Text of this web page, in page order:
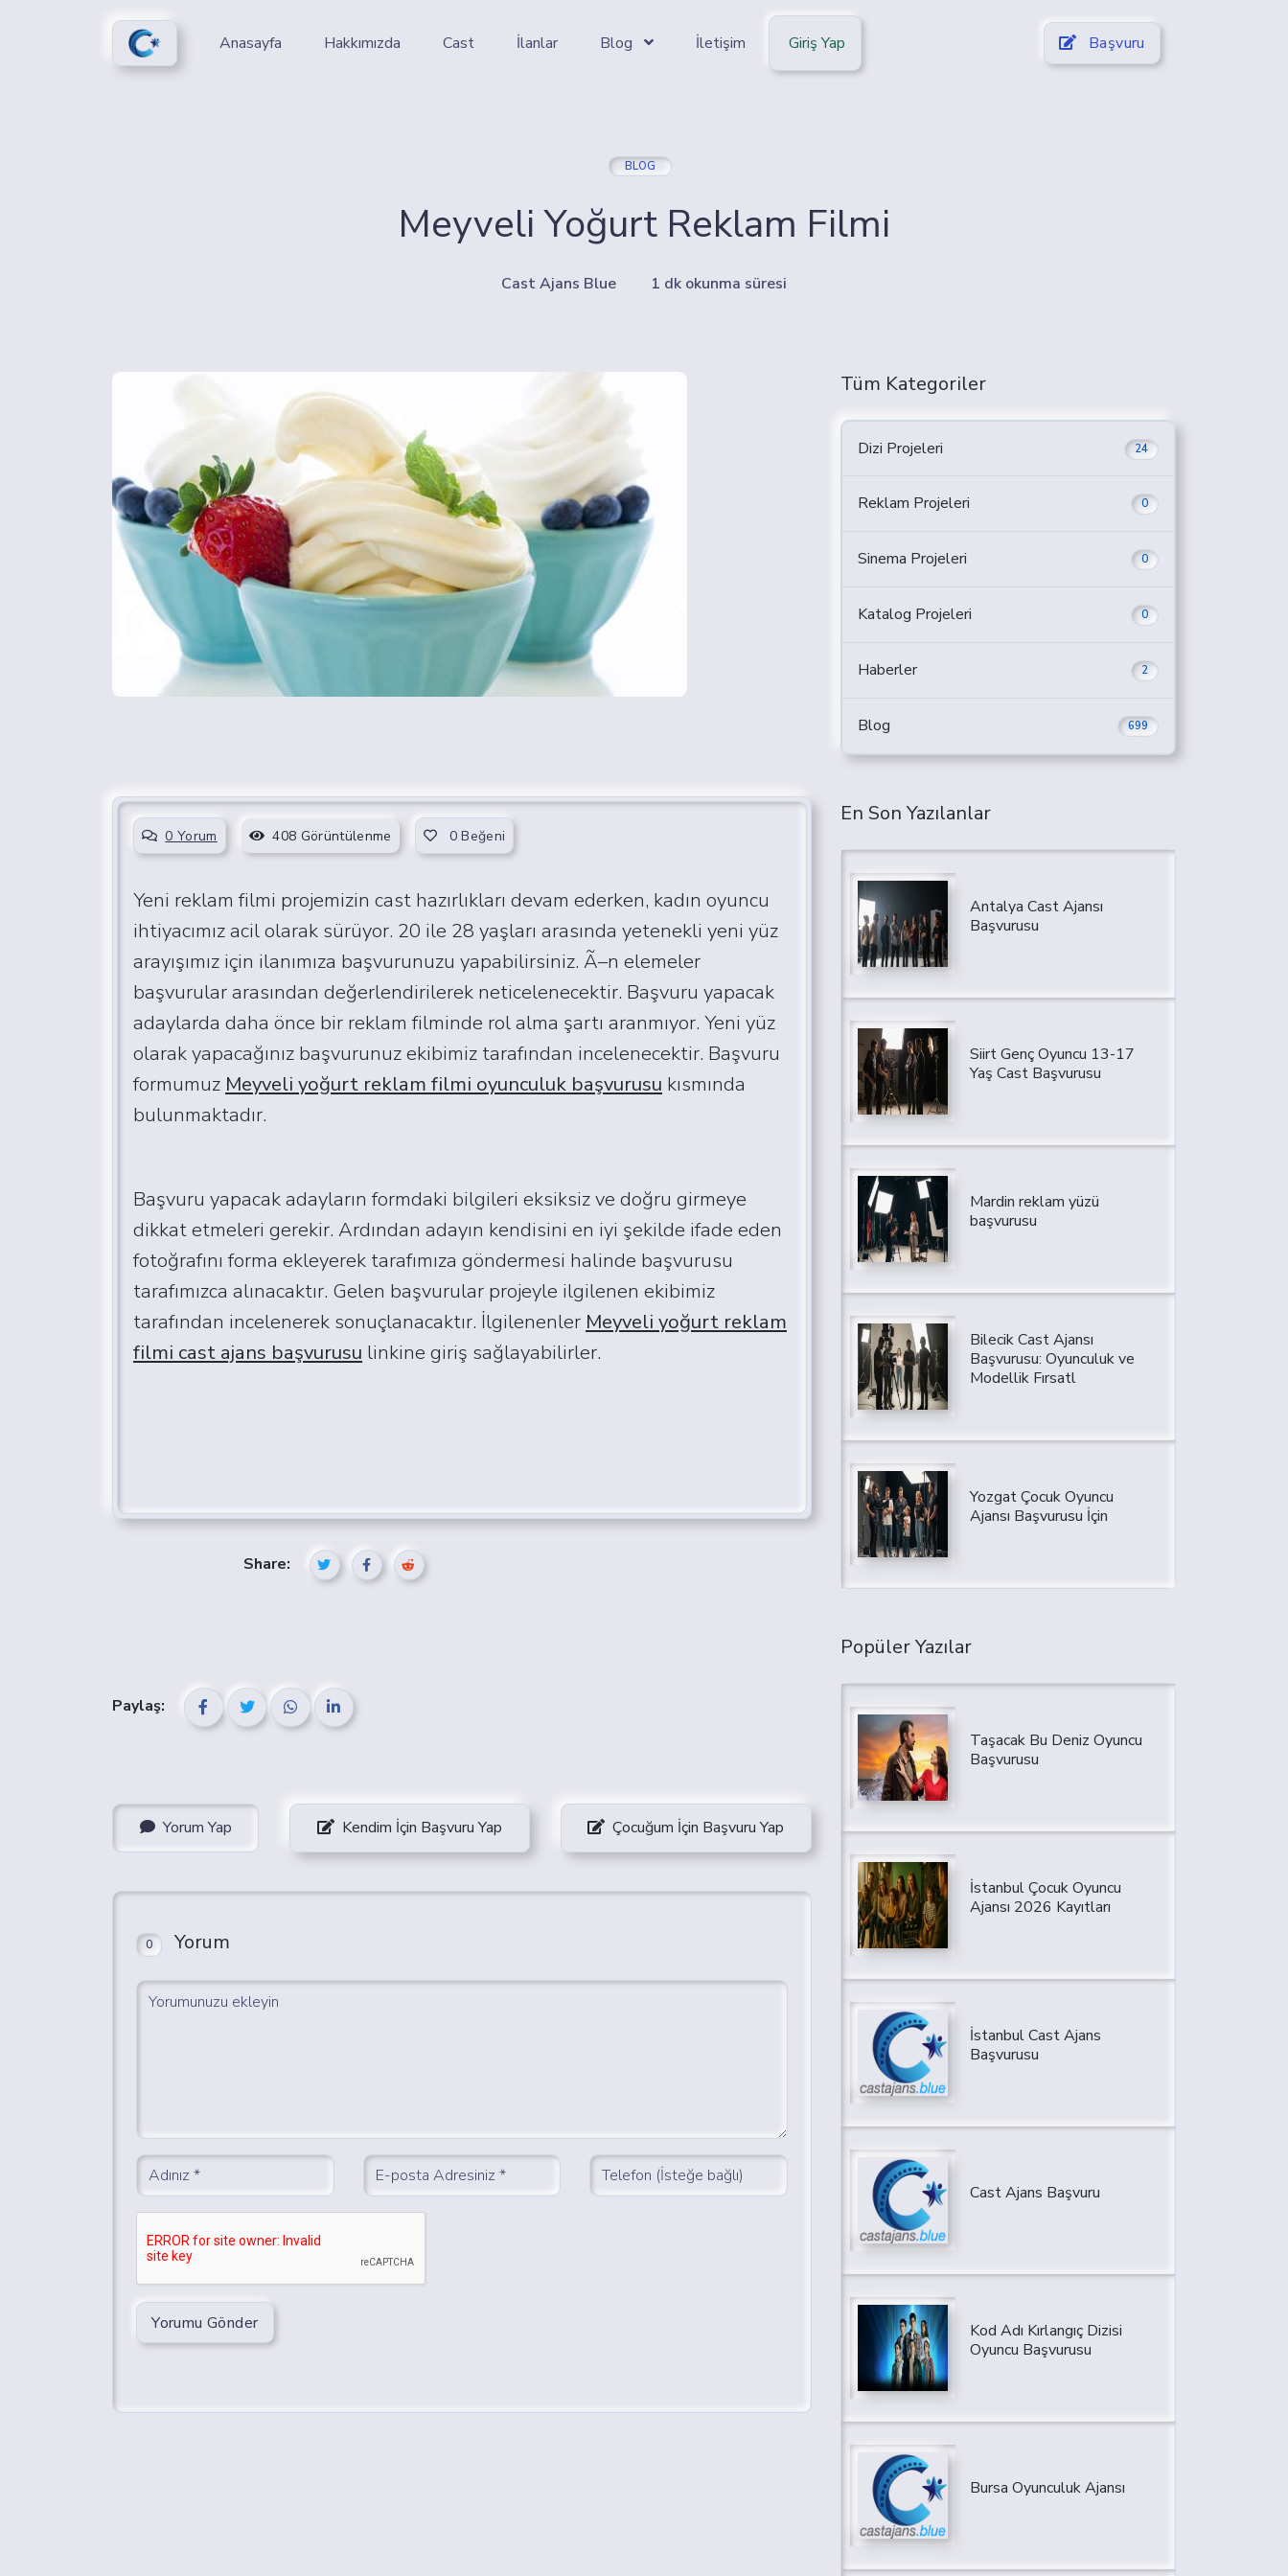
Anasayfa Hakkımızda Cast İlanlar Blog İletişim Giriş Yap Başvuru
BLOG
Meyveli Yoğurt Reklam Filmi
Cast Ajans Blue 1 dk okunma süresi
0 Yorum 408 Görüntülenme 0 Beğeni
Yeni reklam filmi projemizin cast hazırlıkları devam ederken, kadın oyuncu
ihtiyacımız acil olarak sürüyor. 20 ile 28 yaşları arasında yetenekli yeni yüz
arayışımız için ilanımıza başvurunuzu yapabilirsiniz. Ã–n elemeler
başvurular arasından değerlendirilerek neticelenecektir. Başvuru yapacak
adaylarda daha önce bir reklam filminde rol alma şartı aranmıyor. Yeni yüz
olarak yapacağınız başvurunuz ekibimiz tarafından incelenecektir. Başvuru
formumuz Meyveli yoğurt reklam filmi oyunculuk başvurusu kısmında
bulunmaktadır.
Başvuru yapacak adayların formdaki bilgileri eksiksiz ve doğru girmeye
dikkat etmeleri gerekir. Ardından adayın kendisini en iyi şekilde ifade eden
fotoğrafını forma ekleyerek tarafımıza göndermesi halinde başvurusu
tarafımızca alınacaktır. Gelen başvurular projeyle ilgilenen ekibimiz
tarafından incelenerek sonuçlanacaktır. İlgilenenler Meyveli yoğurt reklam
filmi cast ajans başvurusu linkine giriş sağlayabilirler.
Share:
Paylaş:
Yorum Yap Kendim İçin Başvuru Yap Çocuğum İçin Başvuru Yap
0 Yorum
Yorumu Gönder
Tüm Kategoriler
Dizi Projeleri 24
Reklam Projeleri 0
Sinema Projeleri 0
Katalog Projeleri 0
Haberler 2
Blog 699
En Son Yazılanlar
Antalya Cast Ajansı
Başvurusu
Siirt Genç Oyuncu 13-17
Yaş Cast Başvurusu
Mardin reklam yüzü
başvurusu
Bilecik Cast Ajansı
Başvurusu: Oyunculuk ve
Modellik Fırsatl
Yozgat Çocuk Oyuncu
Ajansı Başvurusu İçin
Popüler Yazılar
Taşacak Bu Deniz Oyuncu
Başvurusu
İstanbul Çocuk Oyuncu
Ajansı 2026 Kayıtları
İstanbul Cast Ajans
Başvurusu
Cast Ajans Başvuru
Kod Adı Kırlangıç Dizisi
Oyuncu Başvurusu
Bursa Oyunculuk Ajansı